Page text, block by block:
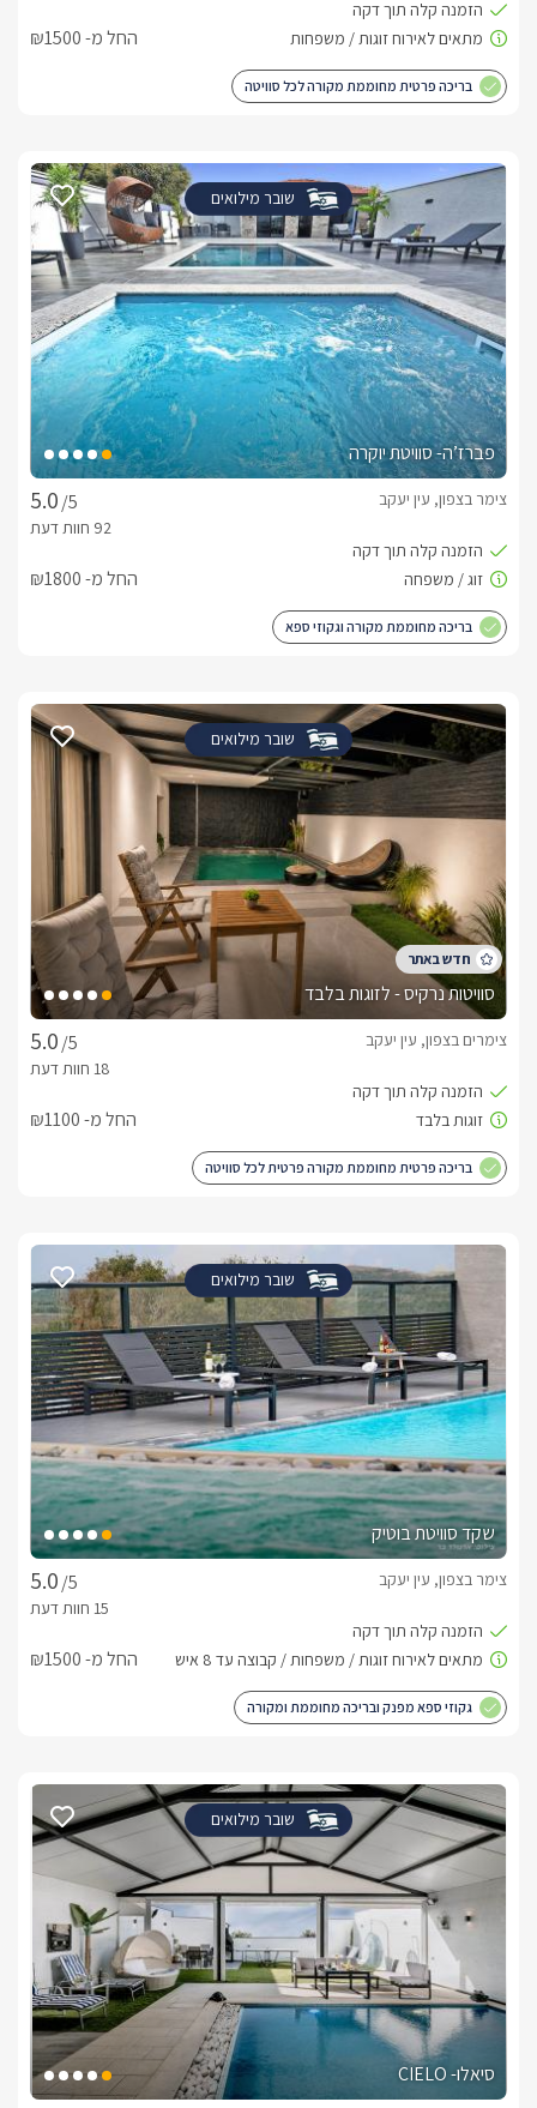
החל מ- ₪1500
בריכה פרטית מחוממת מקורה לכל סוויטה
שובר מילואים
פברז’ה- סוויטת יוקרה
/5
צימר בצפון, עין יעקב
החל מ- ₪1800
בריכה מחוממת מקורה וגקוזי ספא
שובר מילואים
סוויטות נרקיס - לזוגות בלבד
/5
צימרים בצפון, עין יעקב
החל מ- ₪1100
בריכה פרטית מחוממת מקורה פרטית לכל סוויטה
שובר מילואים
שקד סוויטת בוטיק
/5
צימר בצפון, עין יעקב
החל מ- ₪1500
גקוזי ספא מפנק ובריכה מחוממת ומקורה
שובר מילואים
סיאלו- CIELO